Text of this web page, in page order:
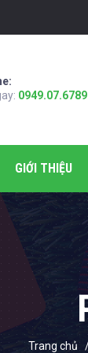
0949.07.6789
GIỚI THIỆU
Trang chủ